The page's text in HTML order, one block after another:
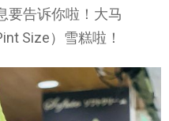
要告诉你啦！大马
Size）雪糕啦！